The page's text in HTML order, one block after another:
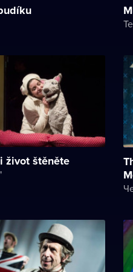
život štěněte